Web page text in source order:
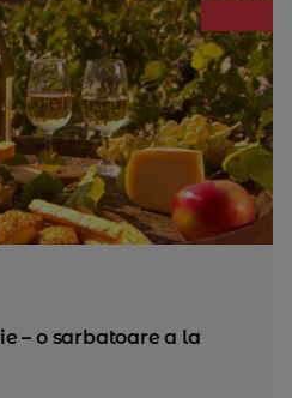
– o sarbatoare a la